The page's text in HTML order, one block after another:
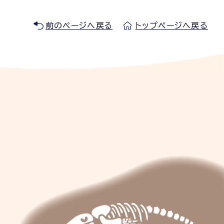
前のページへ戻る トップページへ戻る